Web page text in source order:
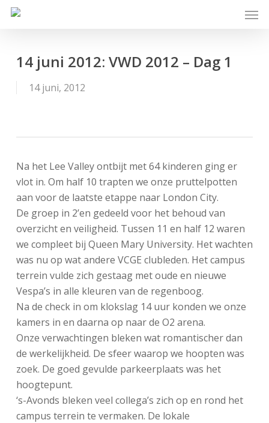
Skip
content14 juni 2012: VWD 2012 – Dag 1
14 juni, 2012
Na het Lee Valley ontbijt met 64 kinderen ging er
vlot in. Om half 10 trapten we onze pruttelpotten
aan voor de laatste etappe naar London City.
De groep in 2’en gedeeld voor het behoud van
overzicht en veiligheid. Tussen 11 en half 12 waren
we compleet bij Queen Mary University. Het wachten
was nu op wat andere VCGE clubleden. Het campus
terrein vulde zich gestaag met oude en nieuwe
Vespa’s in alle kleuren van de regenboog.
Na de check in om klokslag 14 uur konden we onze
kamers in en daarna op naar de O2 arena.
Onze verwachtingen bleken wat romantischer dan
de werkelijkheid. De sfeer waarop we hoopten was
zoek. De goed gevulde parkeerplaats was het
hoogtepunt.
‘s-Avonds bleken veel collega’s zich op en rond het
campus terrein te vermaken. De lokale